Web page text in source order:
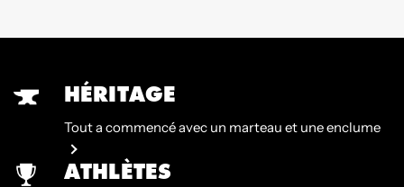
HÉRITAGE
Tout a commencé avec un marteau et une enclume
ATHLÈTES